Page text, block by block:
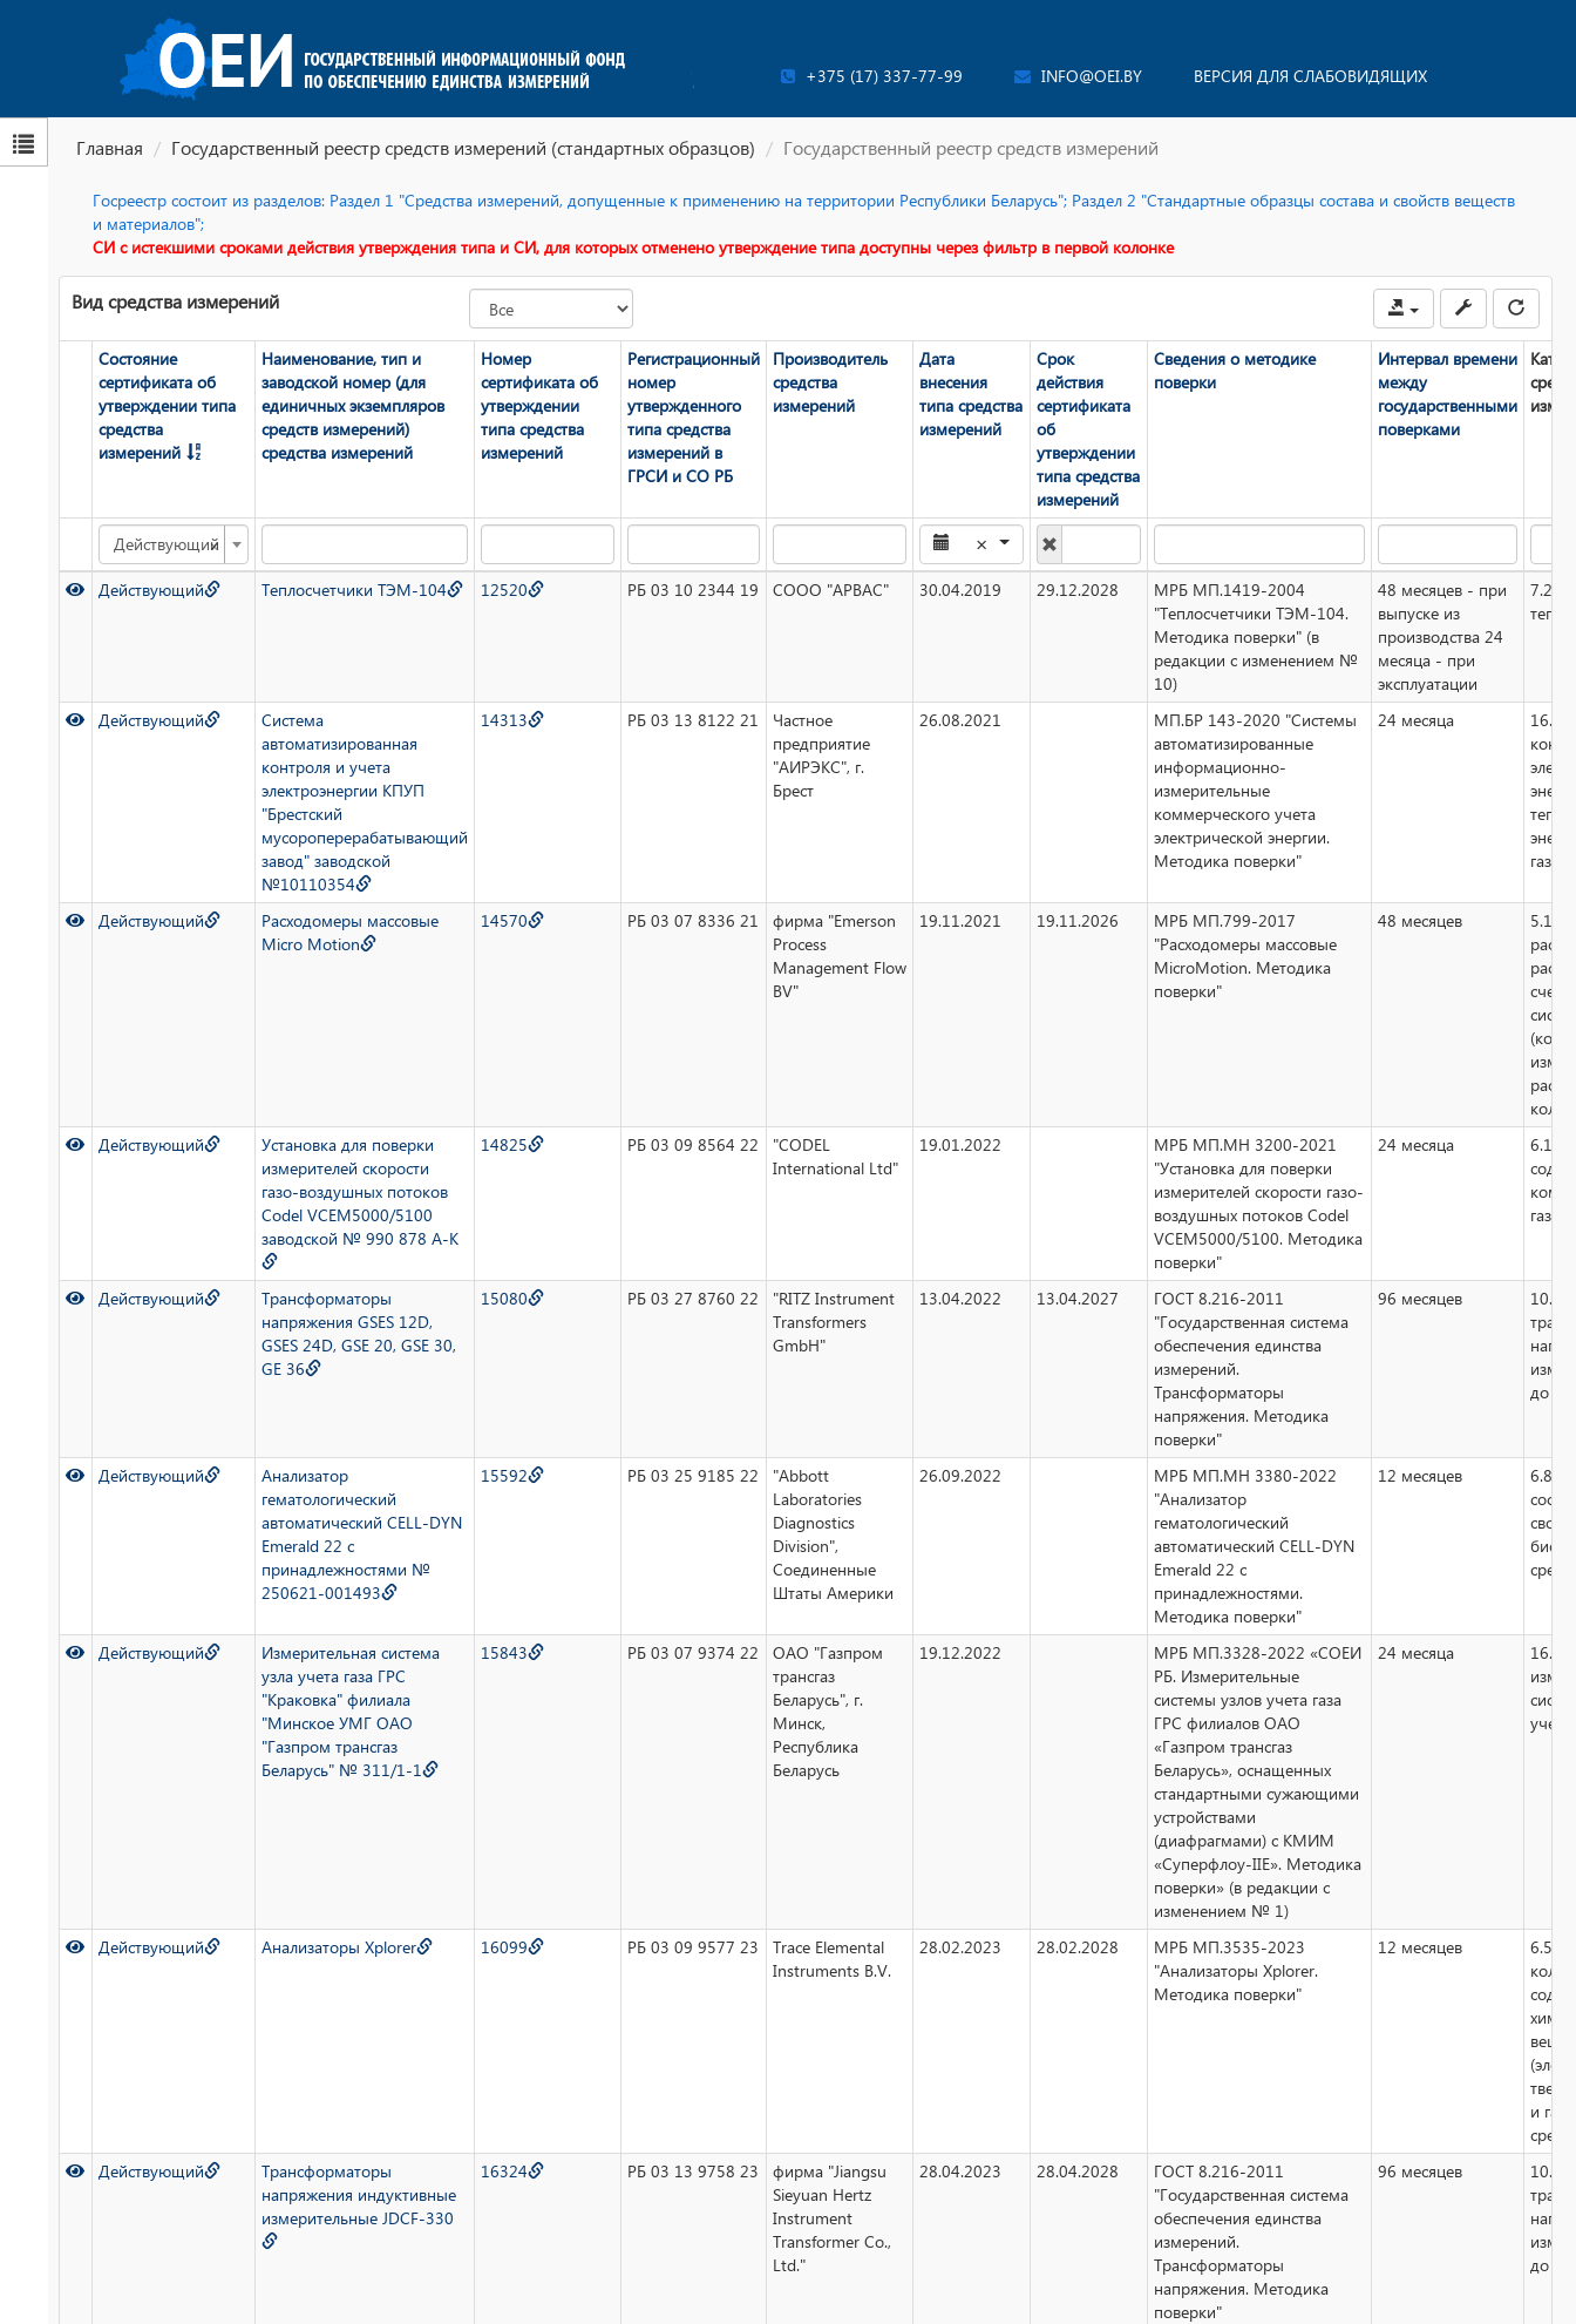
+375 (17) 337-77-99 INFO@OEI.BY ВЕРСИЯ ДЛЯ СЛАБОВИДЯЩИХ
Главная Государственный реестр средств измерений (стандартных образцов) Государственный реестр средств измерений
Госреестр состоит из разделов: Раздел 1 "Средства измерений, допущенные к применению на территории Республики Беларусь"; Раздел 2 "Стандартные образцы состава и свойств веществ
и материалов";
СИ с истекшими сроками действия утверждения типа и СИ, для которых отменено утверждение типа доступны через фильтр в первой колонке
Вид средства измерений
Состояние
сертификата об
утверждении типа
средства
измерений
Наименование, тип и
заводской номер (для
единичных экземпляров
средств измерений)
средства измерений
Номер
сертификата об
утверждении
типа средства
измерений
Регистрационный
номер
утвержденного
типа средства
измерений в
ГРСИ и СО РБ
Производитель
средства
измерений
Дата
внесения
типа средства
измерений
Срок
действия
сертификата
об
утверждении
типа средства
измерений
Сведения о методике
поверки
Интервал времени
между
государственными
поверками
×
Действующий ×
Действующий Теплосчетчики ТЭМ-104 12520 РБ 03 10 2344 19 СООО "АРВАС" 30.04.2019 29.12.2028
МРБ МП.1419-2004
"Теплосчетчики ТЭМ-104.
Методика поверки" (в
редакции с изменением №
10)
48 месяцев - при
выпуске из
производства 24
месяца - при
эксплуатации
7.20
Действующий
Система
автоматизированная
контроля и учета
электроэнергии КПУП
"Брестский
мусороперерабатывающий
завод" заводской
№10110354
14313 РБ 03 13 8122 21
Частное
предприятие
"АИРЭКС", г.
Брест
26.08.2021
МП.БР 143-2020 "Системы
автоматизированные
информационно-
измерительные
коммерческого учета
электрической энергии.
Методика поверки"
24 месяца
газа
Действующий
Расходомеры массовые
Micro Motion
14570 РБ 03 07 8336 21
фирма "Emerson
Process
Management Flow
BV"
19.11.2021 19.11.2026
МРБ МП.799-2017
"Расходомеры массовые
MicroMotion. Методика
поверки"
48 месяцев
5.12
Действующий
Установка для поверки
измерителей скорости
газо-воздушных потоков
Codel VCEM5000/5100
заводской № 990 878 А-К
14825 РБ 03 09 8564 22
"CODEL
International Ltd"
19.01.2022
МРБ МП.МН 3200-2021
"Установка для поверки
измерителей скорости газо-
воздушных потоков Codel
VCEM5000/5100. Методика
поверки"
24 месяца
6.10
Действующий
Трансформаторы
напряжения GSES 12D,
GSES 24D, GSE 20, GSE 30,
GE 36
15080 РБ 03 27 8760 22
"RITZ Instrument
Transformers
GmbH"
13.04.2022 13.04.2027
ГОСТ 8.216-2011
"Государственная система
обеспечения единства
измерений.
Трансформаторы
напряжения. Методика
поверки"
96 месяцев
10.14
до
Действующий
Анализатор
гематологический
автоматический CELL-DYN
Emerald 22 с
принадлежностями №
250621-001493
15592 РБ 03 25 9185 22
"Abbott
Laboratories
Diagnostics
Division",
Соединенные
Штаты Америки
26.09.2022
МРБ МП.МН 3380-2022
"Анализатор
гематологический
автоматический CELL-DYN
Emerald 22 с
принадлежностями.
Методика поверки"
12 месяцев
6.8
сред
Действующий
Измерительная система
узла учета газа ГРС
"Краковка" филиала
"Минское УМГ ОАО
"Газпром трансгаз
Беларусь" № 311/1-1
15843 РБ 03 07 9374 22
ОАО "Газпром
трансгаз
Беларусь", г.
Минск,
Республика
Беларусь
19.12.2022
МРБ МП.3328-2022 «СОЕИ
РБ. Измерительные
системы узлов учета газа
ГРС филиалов ОАО
«Газпром трансгаз
Беларусь», оснащенных
стандартными сужающими
устройствами
(диафрагмами) с КМИМ
«Суперфлоу-IIE». Методика
поверки» (в редакции с
изменением № 1)
24 месяца
16.2
учета
Действующий Анализаторы Xplorer 16099 РБ 03 09 9577 23
Trace Elemental
Instruments B.V.
28.02.2023 28.02.2028
МРБ МП.3535-2023
"Анализаторы Xplorer.
Методика поверки"
12 месяцев
6.5
и
Действующий
Трансформаторы
напряжения индуктивные
измерительные JDCF-330
16324 РБ 03 13 9758 23
фирма "Jiangsu
Sieyuan Hertz
Instrument
Transformer Co.,
Ltd."
28.04.2023 28.04.2028
ГОСТ 8.216-2011
"Государственная система
обеспечения единства
измерений.
Трансформаторы
напряжения. Методика
поверки"
96 месяцев
10.14
до